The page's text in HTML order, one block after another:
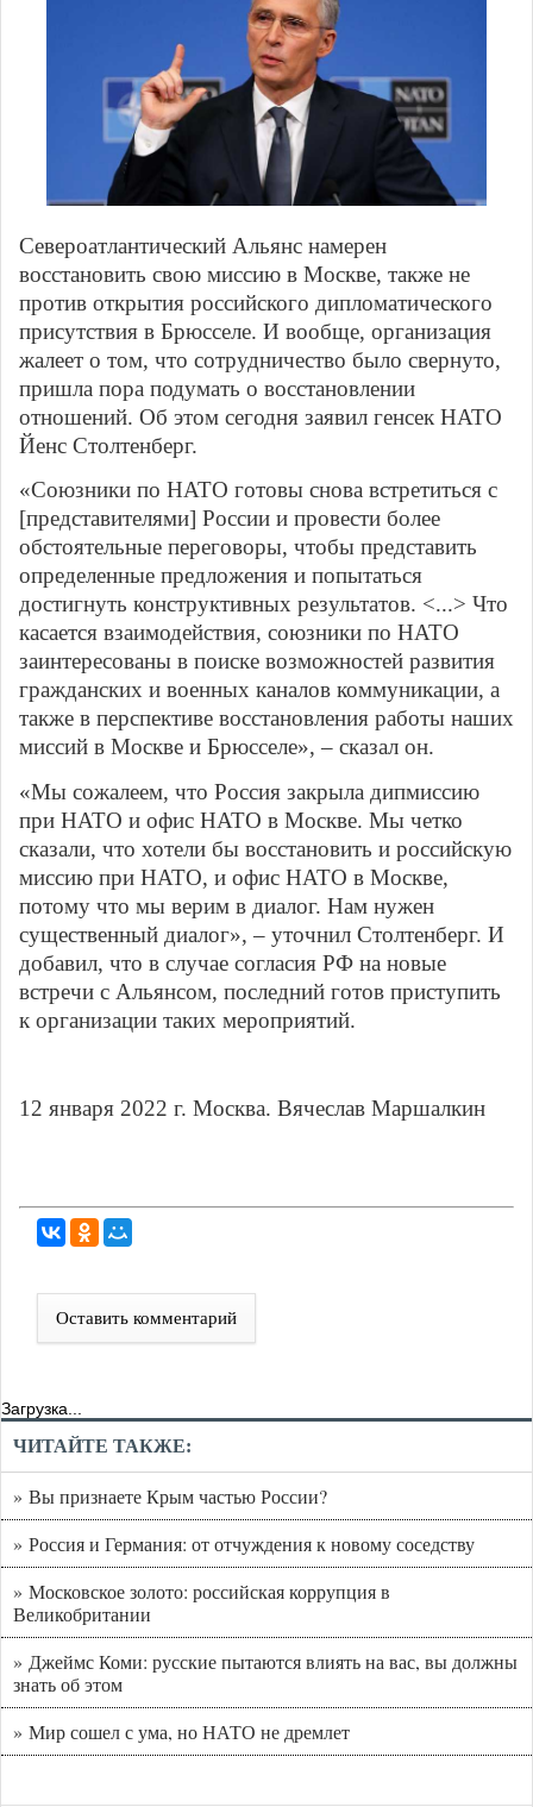
Североатлантический Альянс намерен
восстановить свою миссию в Москве, также не
против открытия российского дипломатического
присутствия в Брюсселе. И вообще, организация
жалеет о том, что сотрудничество было свернуто,
пришла пора подумать о восстановлении
отношений. Об этом сегодня заявил генсек НАТО
Йенс Столтенберг.
«Союзники по НАТО готовы снова встретиться с
[представителями] России и провести более
обстоятельные переговоры, чтобы представить
определенные предложения и попытаться
достигнуть конструктивных результатов. <...> Что
касается взаимодействия, союзники по НАТО
заинтересованы в поиске возможностей развития
гражданских и военных каналов коммуникации, а
также в перспективе восстановления работы наших
миссий в Москве и Брюсселе», – сказал он.
«Мы сожалеем, что Россия закрыла дипмиссию
при НАТО и офис НАТО в Москве. Мы четко
сказали, что хотели бы восстановить и российскую
миссию при НАТО, и офис НАТО в Москве,
потому что мы верим в диалог. Нам нужен
существенный диалог», – уточнил Столтенберг. И
добавил, что в случае согласия РФ на новые
встречи с Альянсом, последний готов приступить
к организации таких мероприятий.
12 января 2022 г. Москва. Вячеслав Маршалкин
Оставить комментарий
Загрузка...
ЧИТАЙТЕ ТАКЖЕ:
» Вы признаете Крым частью России?
» Россия и Германия: от отчуждения к новому соседству
» Московское золото: российская коррупция в
Великобритании
» Джеймс Коми: русские пытаются влиять на вас, вы должны
знать об этом
» Мир сошел с ума, но НАТО не дремлет